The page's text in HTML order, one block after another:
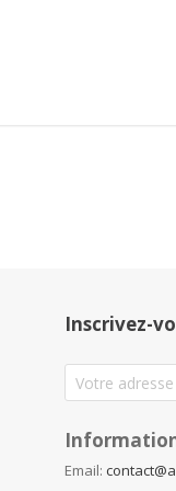
Inscrivez-
Email: